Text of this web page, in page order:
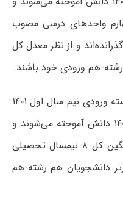
سال اول ۱۴۰۱ سه چهارم واحدهای درسی مصوب
و از نظر معدل کل
۳- دانشجویان دوره کارشناسی پیوسته ورودی نیم سال اول ۱۴۰۱
که طی ۶ نیمسال تا تاریخ ۱۴۰۴/۶/۳۱ دانش آموخته می‌شوند و
از نظر معدل کل در مقایسه با میانگین کل ۸ نیمسال تحصیلی
ورودی ۱۴۰۰ جزء ٪۲۰ برتر دانشجویان هم رشته-هم